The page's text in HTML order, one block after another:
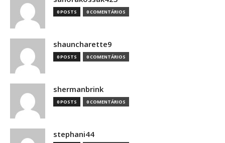
0 POSTS 0 COMENTÁRIOS
shauncharette9
0 POSTS 0 COMENTÁRIOS
shermanbrink
0 POSTS 0 COMENTÁRIOS
stephani44